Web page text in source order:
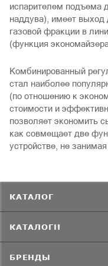
испарителем подъема
наддува), имеет
газовой фракции в
(функция
Комбинированный
стал наиболее
(по отношению к
стоимости и
позволяет экономить
как совмещает две
устройстве, не
КАТАЛОГ
КАТАЛОГИ
БРЕНДЫ